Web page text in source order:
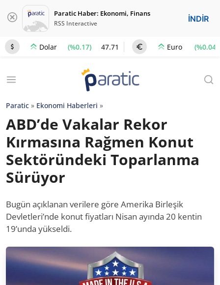
Paratic Haber: Ekonomi, Finans
RSS Interactive İNDİR
Dolar (%0.17) 47.71 Euro (%0.04)
Paratic » Ekonomi Haberleri »
ABD’de Vakalar Rekor
Kırmasına Rağmen Konut
Sektöründeki Toparlanma
Sürüyor
Bugün açıklanan verilere göre Amerika Birleşik
Devletleri’nde konut fiyatları Nisan ayında 20 kentin
19’unda yükseldi.